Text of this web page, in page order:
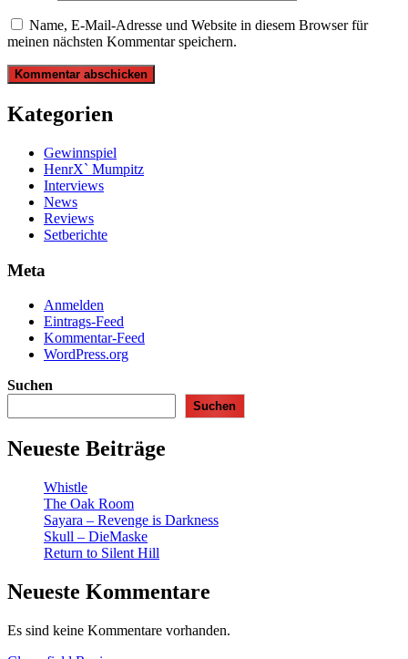
Name, E-Mail-Adresse und Website in diesem Browser für
meinen nächsten Kommentar speichern.
Kategorien
Gewinnspiel
HenrX` Mumpitz
Interviews
News
Reviews
Setberichte
Meta
Anmelden
Eintrags-Feed
Kommentar-Feed
WordPress.org
Suchen
Suchen
Neueste Beiträge
Whistle
The Oak Room
Sayara – Revenge is Darkness
Skull – DieMaske
Return to Silent Hill
Neueste Kommentare
Es sind keine Kommentare vorhanden.